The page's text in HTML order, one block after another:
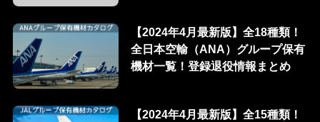
【2024年4月最新版】全18種類！
全日本空輸（ANA）グループ保有
機材一覧！登録退役情報まとめ
【2024年4月最新版】全15種類！